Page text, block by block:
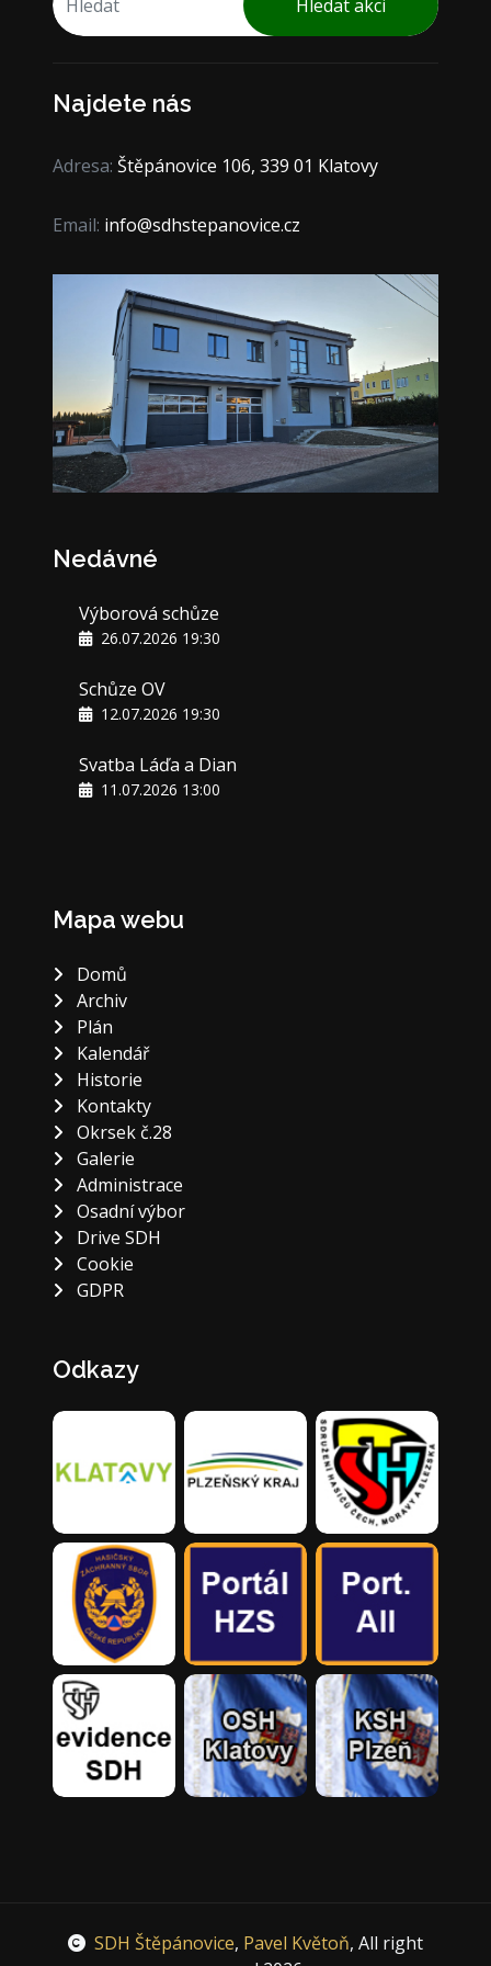
Hledat akci
Najdete nás
Adresa: Štěpánovice 106, 339 01 Klatovy
Email: info@sdhstepanovice.cz
Nedávné
Výborová schůze
26.07.2026 19:30
Schůze OV
12.07.2026 19:30
Svatba Láďa a Dian
11.07.2026 13:00
Mapa webu
Domů
Archiv
Plán
Kalendář
Historie
Kontakty
Okrsek č.28
Galerie
Administrace
Osadní výbor
Drive SDH
Cookie
GDPR
Odkazy
SDH Štěpánovice, Pavel Květoň, All right